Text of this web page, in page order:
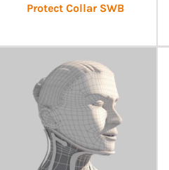
Protect Collar SWB